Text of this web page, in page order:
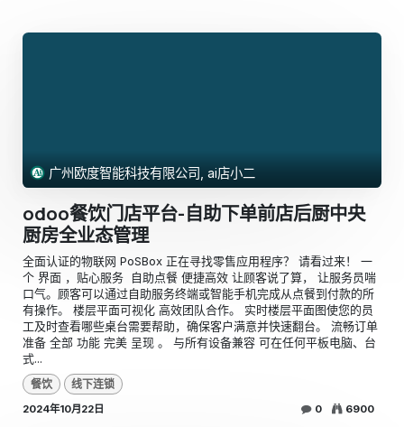
广州欧度智能科技有限公司, ai店小二
odoo餐饮门店平台-自助下单前店后厨中央
厨房全业态管理
全面认证的物联网 PoSBox 正在寻找零售应用程序？ 请看过来！ 一
个 界面 ，贴心服务 ​ 自助点餐 便捷高效 让顾客说了算， 让服务员喘
口气。顾客可以通过自助服务终端或智能手机完成从点餐到付款的所
有操作。 楼层平面可视化 高效团队合作。 实时楼层平面图使您的员
工及时查看哪些桌台需要帮助，确保客户满意并快速翻台。 流畅订单
准备 全部 功能 完美 呈现 。 与所有设备兼容 可在任何平板电脑、台
式...
餐饮 线下连锁
2024年10月22日 0 6900